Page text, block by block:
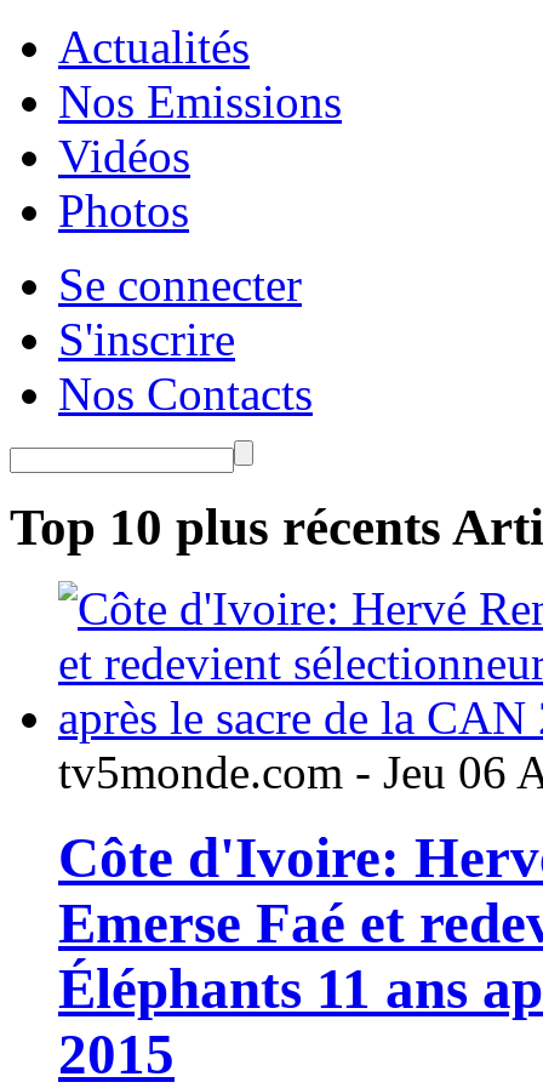
Actualités
Nos Emissions
Vidéos
Photos
Se connecter
S'inscrire
Nos Contacts
Top 10 plus récents
tv5monde.com - Jeu 06
Côte d'Ivoire:
Emerse Faé et
Éléphants 11 ans
2015